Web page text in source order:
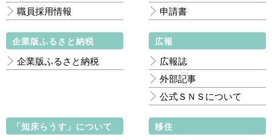
職員採用情報
申請書
企業版ふるさと納税
企業版ふるさと納税
広報
広報誌
外部記事
公式ＳＮＳについて
「知床らうす」について 移住